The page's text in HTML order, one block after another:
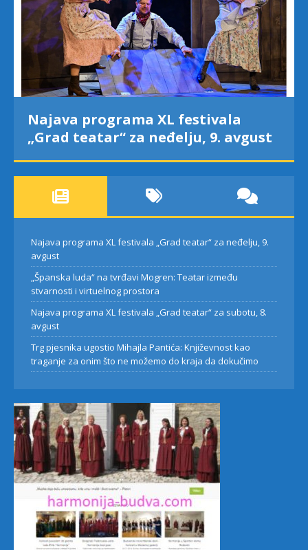
Najava programa XL festivala
„Grad teatar“ za neđelju, 9. avgust
Najava programa XL festivala „Grad teatar“ za neđelju, 9.
avgust
„Španska luda“ na tvrđavi Mogren: Teatar između
stvarnosti i virtuelnog prostora
Najava programa XL festivala „Grad teatar“ za subotu, 8.
avgust
Trg pjesnika ugostio Mihajla Pantića: Književnost kao
traganje za onim što ne možemo do kraja da dokučimo